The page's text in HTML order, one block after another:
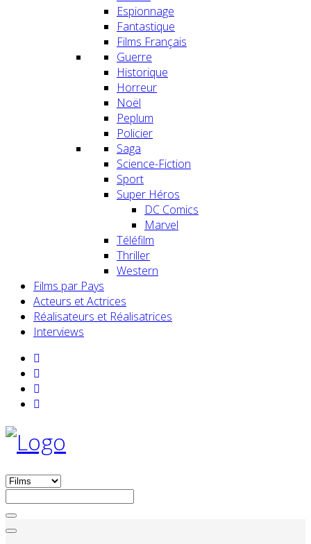
Espionnage
Fantastique
Films Français
Guerre
Historique
Horreur
Noël
Peplum
Policier
Saga
Science-Fiction
Sport
Super Héros
DC Comics
Marvel
Téléfilm
Thriller
Western
Films par Pays
Acteurs et Actrices
Réalisateurs et Réalisatrices
Interviews